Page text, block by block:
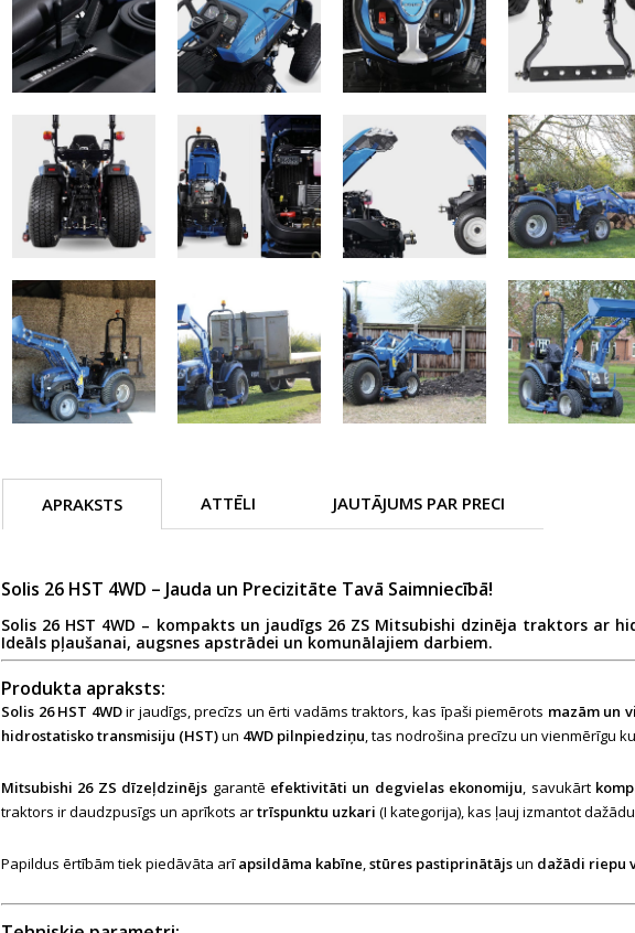
APRAKSTS ATTĒLI JAUTĀJUMS PAR PRECI
Solis 26 HST 4WD – Jauda un Precizitāte Tavā Saimniecībā!
Solis 26 HST 4WD – kompakts un jaudīgs 26 ZS Mitsubishi dzinēja traktors ar
Ideāls pļaušanai, augsnes apstrādei un komunālajiem darbiem.
Produkta apraksts:
Solis 26 HST 4WDir jaudīgs, precīzs un ērti vadāms traktors, kas īpaši piemērots mazām un
hidrostatisko transmisiju (HST)un 4WD pilnpiedziņu , tas nodrošina precīzu un vienmērīgu
Mitsubishi 26 ZS dīzeļdzinējs garantē efektivitāti un degvielas ekonomiju , savukārt
traktors ir daudzpusīgs un aprīkots artrīspunktu uzkari (I kategorija), kas ļauj izmantot
Papildus ērtībām tiek piedāvāta arīapsildāma kabīne stūres pastiprinātājsun dažādi riepu